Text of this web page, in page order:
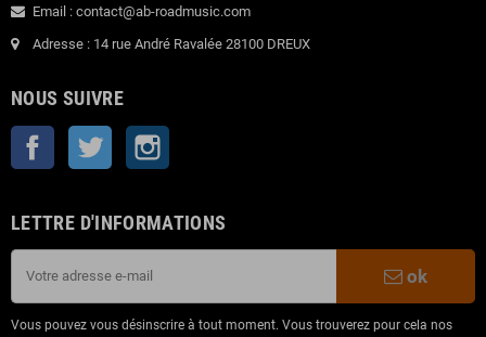
Email : contact@ab-roadmusic.com
Adresse : 14 rue André Ravalée 28100 DREUX
NOUS SUIVRE
Facebook Twitter
LETTRE D'INFORMATIONS
ok
Vous pouvez vous désinscrire à tout moment. Vous trouverez pour cela nos